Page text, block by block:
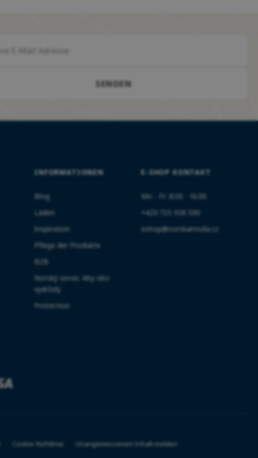
SENDEN
INFORMATIONEN
Blog
Läden
Inspiration
Pflege der Produkte
B2B
Norský servis: Aby věci
vydržely
Protection
E-SHOP KONTAKT
Mo - Fr: 8:00 - 16:00
+420 725 938 590
eshop@norskamoda.cz
Cookie-Richtlinie Unangemessenen Inhalt melden